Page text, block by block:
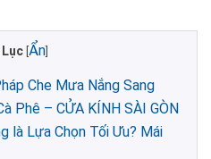
Lục Ẩn]
Che Mưa Nắng Sang
Phê – CỬA KÍNH SÀI GÒN
là Lựa Chọn Tối Ưu? Mái